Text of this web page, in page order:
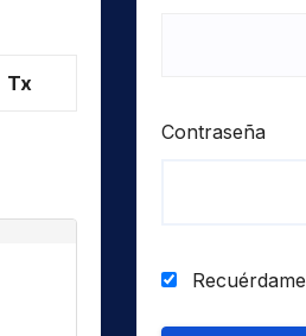
Tx
Contraseña
Recuérdame